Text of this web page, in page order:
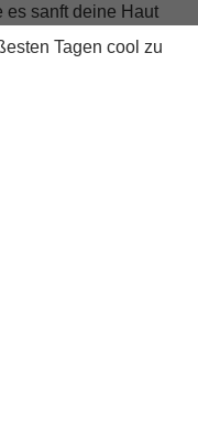
es sanft deine Haut
Tagen cool zu